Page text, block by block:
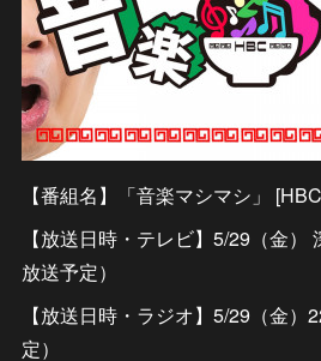
【番組名】「音楽マシマシ」
【放送日時・テレビ】5/29（金
放送予定）
【放送日時・ラジオ】5/29（金
定）